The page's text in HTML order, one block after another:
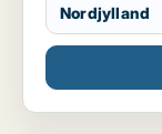
Nordjylland